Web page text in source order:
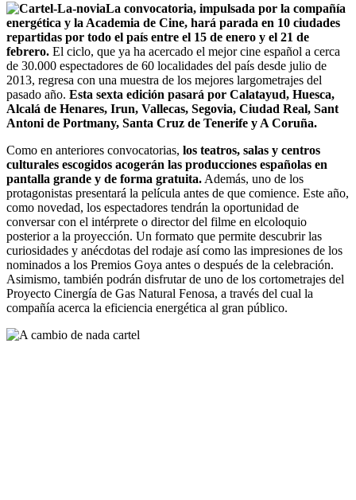
La convocatoria, impulsada por la compañía
energética y la Academia de Cine, hará parada en 10 ciudades
repartidas por todo el país entre el 15 de enero y el 21 de
febrero. El ciclo, que ya ha acercado el mejor cine español a cerca
de 30.000 espectadores de 60 localidades del país desde julio de
2013, regresa con una muestra de los mejores largometrajes del
pasado año. Esta sexta edición pasará por Calatayud, Huesca,
Alcalá de Henares, Irun, Vallecas, Segovia, Ciudad Real, Sant
Antoni de Portmany, Santa Cruz de Tenerife y A Coruña.
Como en anteriores convocatorias, los teatros, salas y centros
culturales escogidos acogerán las producciones españolas en
pantalla grande y de forma gratuita. Además, uno de los
protagonistas presentará la película antes de que comience. Este año,
como novedad, los espectadores tendrán la oportunidad de
conversar con el intérprete o director del filme en elcoloquio
posterior a la proyección. Un formato que permite descubrir las
curiosidades y anécdotas del rodaje así como las impresiones de los
nominados a los Premios Goya antes o después de la celebración.
Asimismo, también podrán disfrutar de uno de los cortometrajes del
Proyecto Cinergía de Gas Natural Fenosa, a través del cual la
compañía acerca la eficiencia energética al gran público.